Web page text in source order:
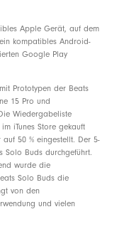
Apple Gerät, auf dem
kompatibles Android-
Google Play
Prototypen der Beats
15 Pro und
Wiedergabeliste
iTunes Store gekauft
50 % eingestellt. Der 5-
Solo Buds durchgeführt.
wurde die
Solo Buds die
von den
und vielen